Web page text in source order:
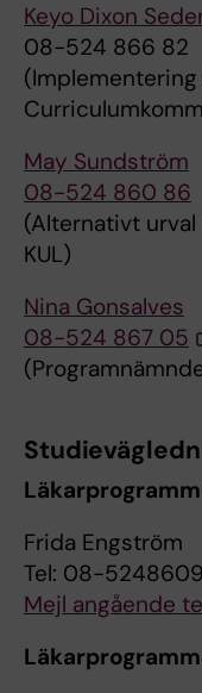
Keyo Dixon
08-524 866 82
May Sundström
08-524 860 86
(Alternativt urval
KUL)
Nina Gonsalves
08-524 867 05
Frida Engström
Tel: 08-
Mejl angående